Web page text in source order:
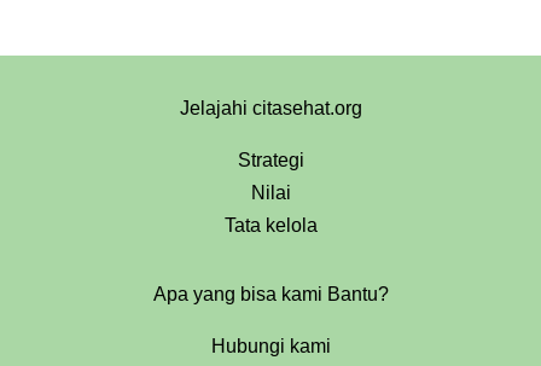
Jelajahi citasehat.org
Strategi
Nilai
Tata kelola
Apa yang bisa kami Bantu?
Hubungi kami